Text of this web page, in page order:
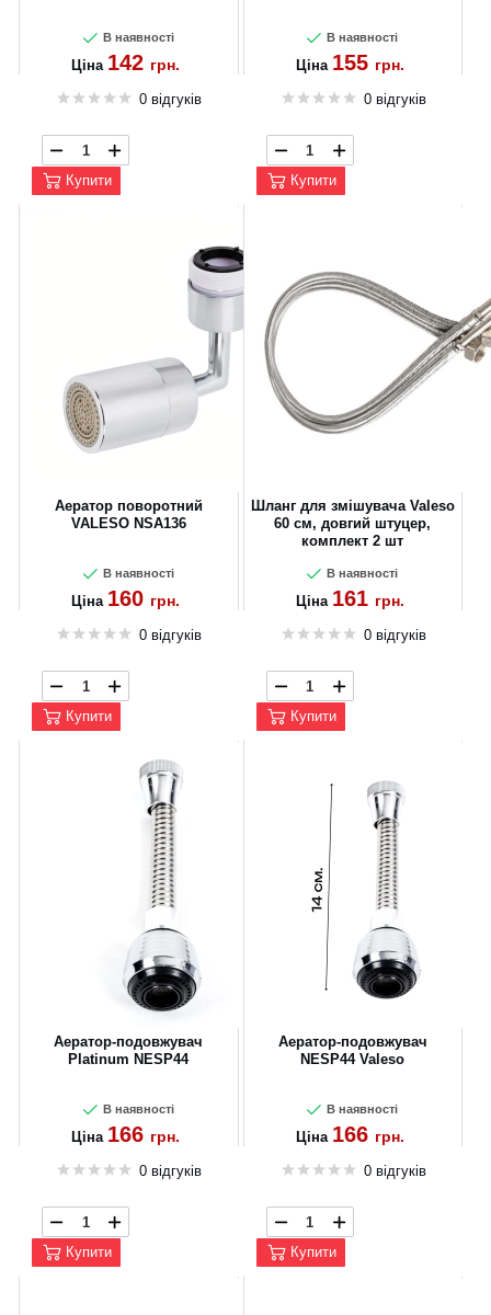
В наявності
Ціна 142 грн.
0 відгуків
Купити
В наявності
Ціна 155 грн.
0 відгуків
Купити
Аератор поворотний
VALESO NSA136
В наявності
Ціна 160 грн.
0 відгуків
Купити
Шланг для змішувача Valeso
60 см, довгий штуцер,
комплект 2 шт
В наявності
Ціна 161 грн.
0 відгуків
Купити
Аератор-подовжувач
Platinum NESP44
В наявності
Ціна 166 грн.
0 відгуків
Купити
Аератор-подовжувач
NESP44 Valeso
В наявності
Ціна 166 грн.
0 відгуків
Купити
OK
CANCEL